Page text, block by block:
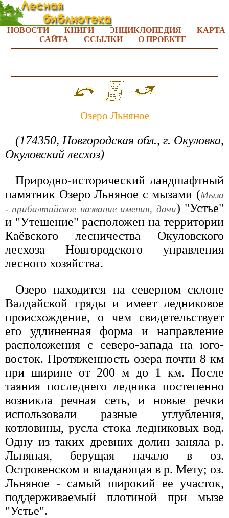
НОВОСТИ КНИГИ ЭНЦИКЛОПЕДИЯ
КАРТА
САЙТА
ССЫЛКИ О ПРОЕКТЕ
Озеро Льняное
(174350, Новгородская обл., г. Окуловка,
Окуловский лесхоз)
Природно-исторический ландшафтный
памятник Озеро Льняное с мызами (Мыза
- прибалтийское название имения, дачи) "Устье"
и "Утешение" расположен на территории
Каёвского лесничества Окуловского
лесхоза Новгородского управления
лесного хозяйства.
Озеро находится на северном склоне
Валдайской гряды и имеет ледниковое
происхождение, о чем свидетельствует
его удлиненная форма и направление
расположения с северо-запада на юго-
восток. Протяженность озера почти 8 км
при ширине от 200 м до 1 км. После
таяния последнего ледника постепенно
возникла речная сеть, и новые речки
использовали разные углубления,
котловины, русла стока ледниковых вод.
Одну из таких древних долин заняла р.
Льняная, берущая начало в оз.
Островенском и впадающая в р. Мету; оз.
Льняное - самый широкий ее участок,
поддерживаемый плотиной при мызе
"Устье".